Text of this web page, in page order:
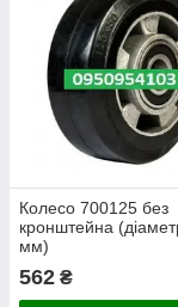
Колесо 700125 без
кронштейна
мм)
562 ₴